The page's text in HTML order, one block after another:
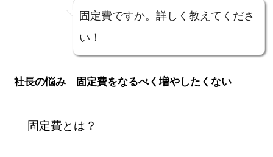
固定費ですか。詳しく教えてくださ
い！
社長の悩み 固定費をなるべく増やしたくない
固定費とは？